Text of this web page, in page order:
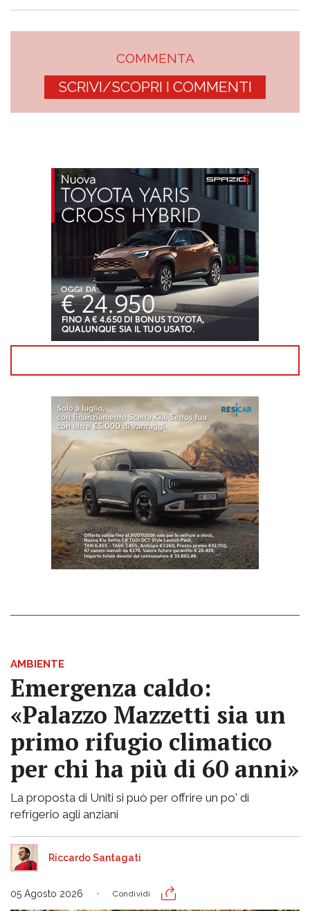
COMMENTA
SCRIVI/SCOPRI I COMMENTI
AMBIENTE
Emergenza caldo:
«Palazzo Mazzetti sia un
primo rifugio climatico
per chi ha più di 60 anni»
La proposta di Uniti si può per offrire un po' di
refrigerio agli anziani
Riccardo Santagati
05 Agosto 2026 Condividi